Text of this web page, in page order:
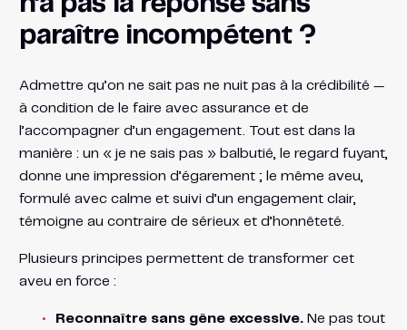
paraître incompétent ?
Admettre qu’on ne sait pas ne nuit pas à la crédibilité —
à condition de le faire avec assurance et de
l’accompagner d’un engagement. Tout est dans la
manière : un « je ne sais pas » balbutié, le regard fuyant,
donne une impression d’égarement ; le même aveu,
formulé avec calme et suivi d’un engagement clair,
témoigne au contraire de sérieux et d’honnêteté.
Plusieurs principes permettent de transformer cet
aveu en force :
Reconnaître sans gêne excessive.Ne pas tout